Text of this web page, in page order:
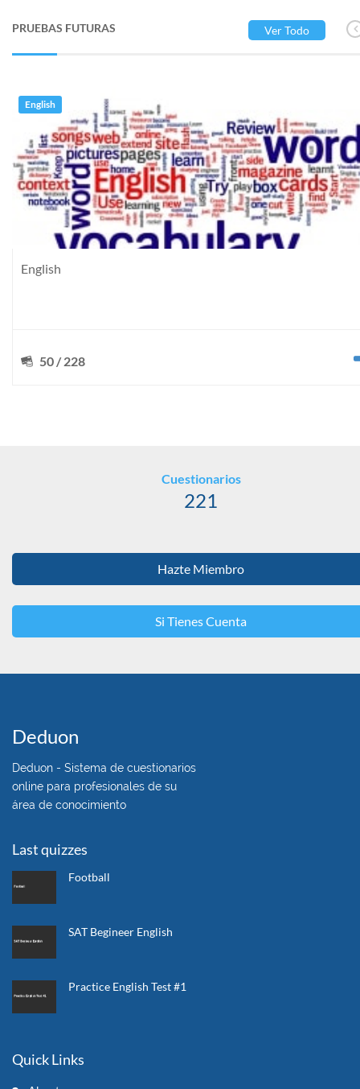
PRUEBAS FUTURAS Ver Todo
English
English
50 / 228
Cuestionarios
221
Hazte Miembro
Si Tienes Cuenta
Deduon
Deduon - Sistema de cuestionarios
online para profesionales de su
área de conocimiento
Last quizzes
Football
SAT Begineer English
Practice English Test #1
Quick Links